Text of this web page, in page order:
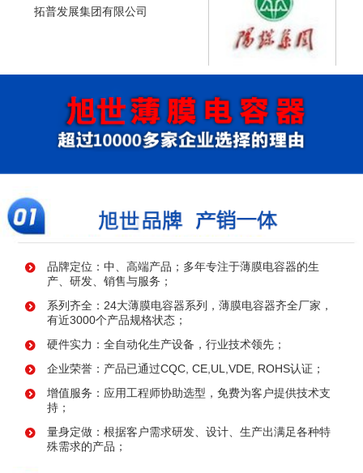
拓普发展集团有限公司
山西省阳泉市阳泉煤业集团
品牌定位：中、高端产品；多年专注于薄膜电容器的生
产、研发、销售与服务；
系列齐全：24大薄膜电容器系列，薄膜电容器齐全厂家，
有近3000个产品规格状态；
硬件实力：全自动化生产设备，行业技术领先；
企业荣誉：产品已通过CQC, CE,UL,VDE, ROHS认证；
增值服务：应用工程师协助选型，免费为客户提供技术支
持；
量身定做：根据客户需求研发、设计、生产出满足各种特
殊需求的产品；